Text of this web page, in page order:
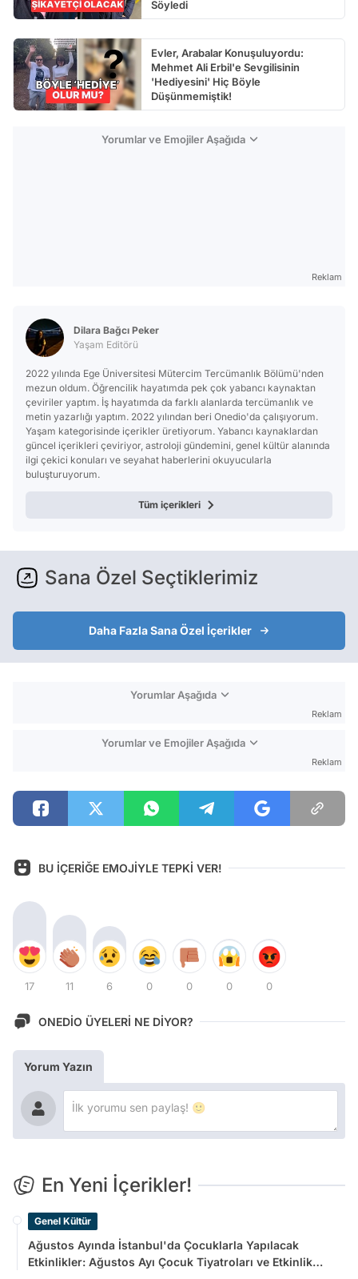
Söyledi
Evler, Arabalar Konuşuluyordu:
Mehmet Ali Erbil'e Sevgilisinin
'Hediyesini' Hiç Böyle
Düşünmemiştik!
Yorumlar ve Emojiler Aşağıda
Reklam
Dilara Bağcı Peker
Yaşam Editörü
2022 yılında Ege Üniversitesi Mütercim Tercümanlık Bölümü'nden
mezun oldum. Öğrencilik hayatımda pek çok yabancı kaynaktan
çeviriler yaptım. İş hayatımda da farklı alanlarda tercümanlık ve
metin yazarlığı yaptım. 2022 yılından beri Onedio'da çalışıyorum.
Yaşam kategorisinde içerikler üretiyorum. Yabancı kaynaklardan
güncel içerikleri çeviriyor, astroloji gündemini, genel kültür alanında
ilgi çekici konuları ve seyahat haberlerini okuyucularla
buluşturuyorum.
Tüm içerikleri
Sana Özel Seçtiklerimiz
Daha Fazla Sana Özel İçerikler
Yorumlar Aşağıda
Reklam
Yorumlar ve Emojiler Aşağıda
Reklam
BU İÇERİĞE EMOJİYLE TEPKİ VER!
17 11 6 0 0 0 0
ONEDİO ÜYELERİ NE DİYOR?
Yorum Yazın
En Yeni İçerikler!
Genel Kültür
Ağustos Ayında İstanbul'da Çocuklarla Yapılacak
Etkinlikler: Ağustos Ayı Çocuk Tiyatroları ve Etkinlik